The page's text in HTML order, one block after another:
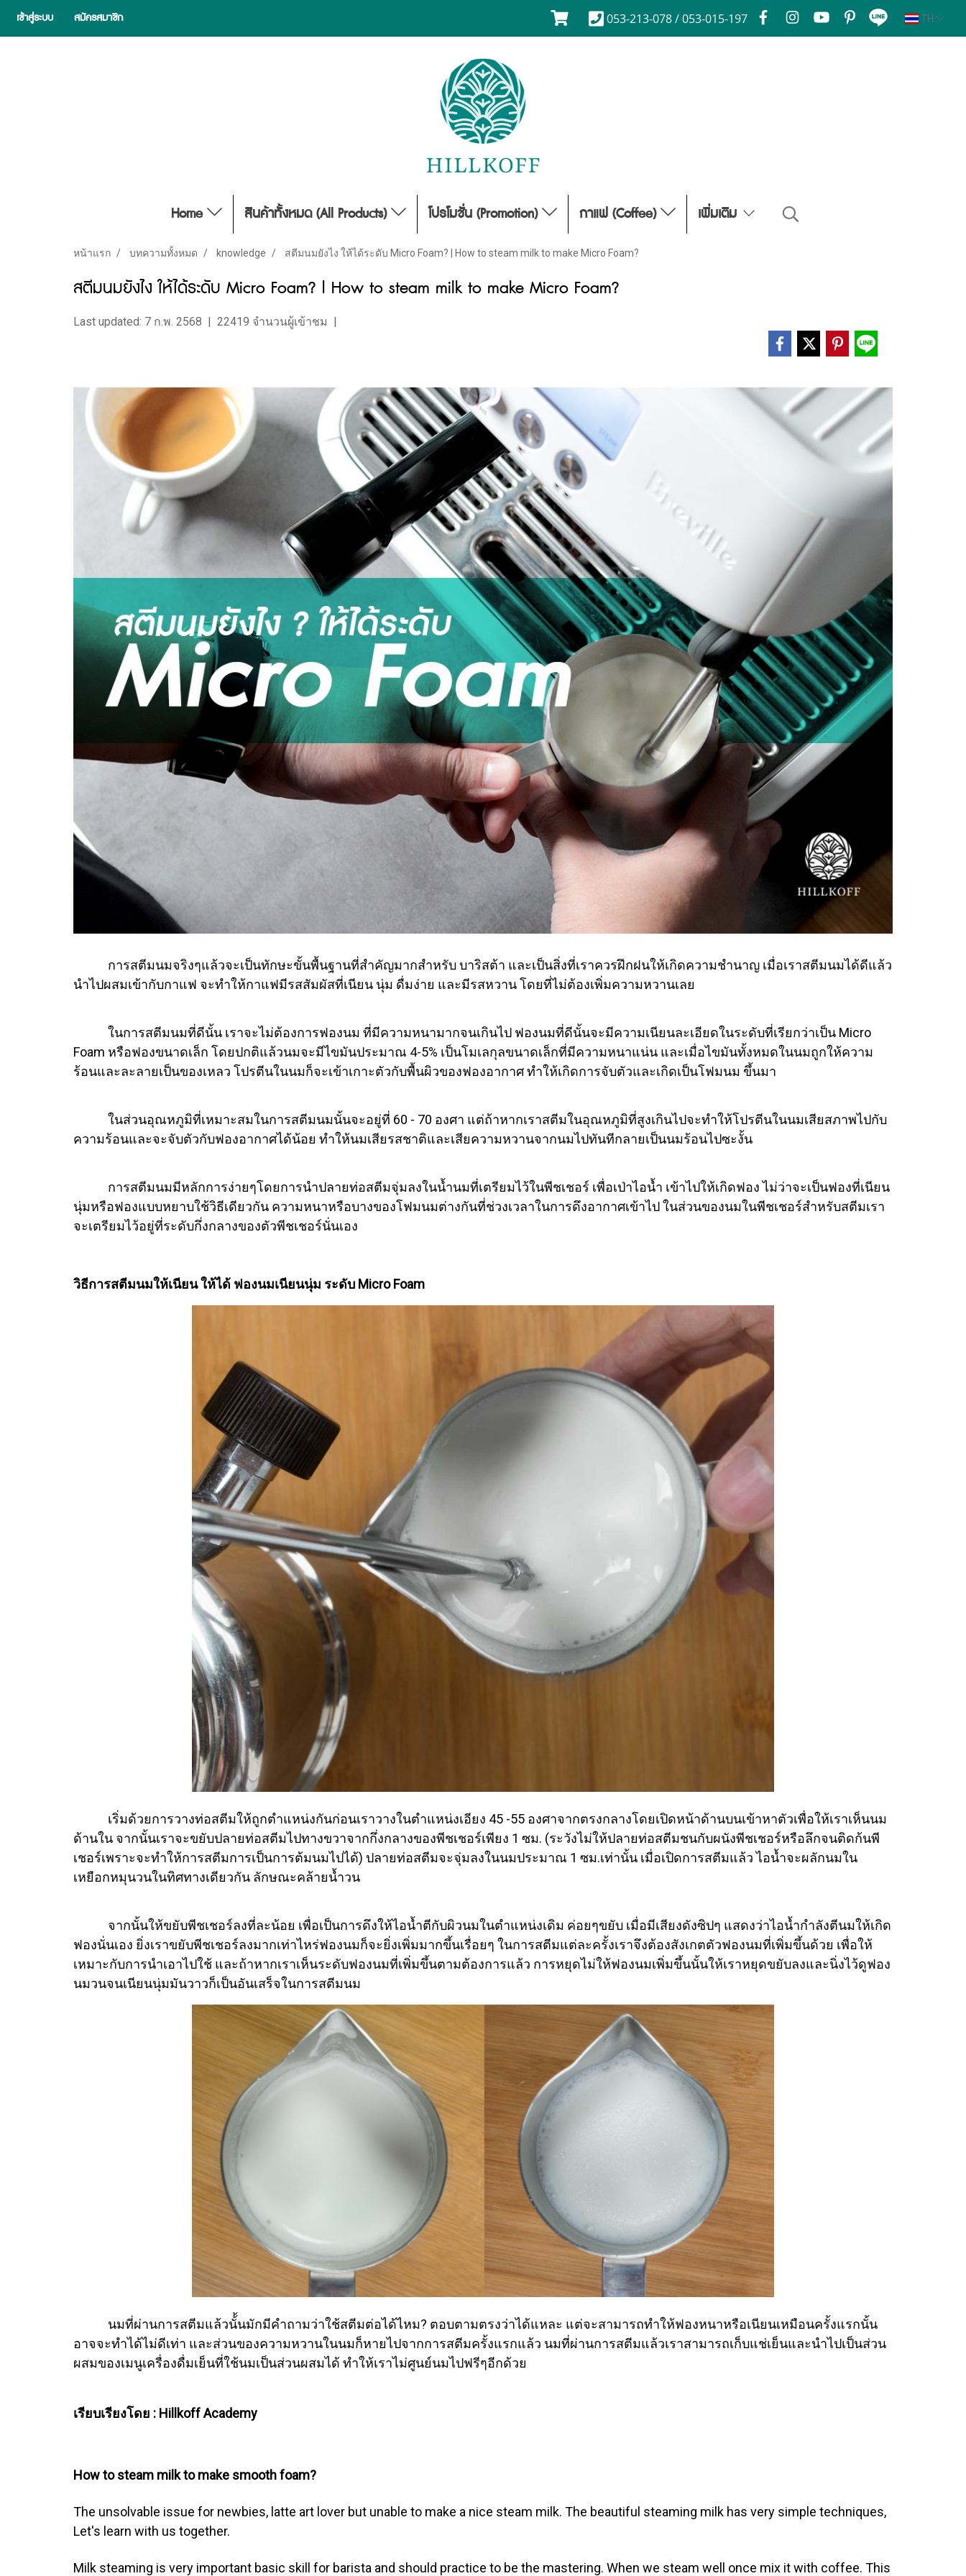
เข้าสู่ระบบ สมัครสมาชิก 053-213-078 / 053-015-197 TH
Home สินค้าทั้งหมด (All Products) โปรโมชั่น (Promotion) กาแฟ (Coffee) เพิ่มเติม
หน้าแรก บทความทั้งหมด knowledge สตีมนมยังไง ให้ได้ระดับ Micro Foam? | How to steam milk to make Micro Foam?
สตีมนมยังไง ให้ได้ระดับ Micro Foam? | How to steam milk to make Micro Foam?
Last updated: 7 ก.พ. 2568 | 22419 จำนวนผู้เข้าชม |
การสตีมนมจริงๆแล้วจะเป็นทักษะขั้นพื้นฐานที่สำคัญมากสำหรับ บาริสต้า และเป็นสิ่งที่เราควรฝึกฝนให้เกิดความชำนาญ เมื่อเราสตีมนมได้ดีแล้ว
นำไปผสมเข้ากับกาแฟ จะทำให้กาแฟมีรสสัมผัสที่เนียน นุ่ม ดื่มง่าย และมีรสหวาน โดยที่ไม่ต้องเพิ่มความหวานเลย
ในการสตีมนมที่ดีนั้น เราจะไม่ต้องการฟองนม ที่มีความหนามากจนเกินไป ฟองนมที่ดีนั้นจะมีความเนียนละเอียดในระดับที่เรียกว่าเป็น Micro
Foam หรือฟองขนาดเล็ก โดยปกติแล้วนมจะมีไขมันประมาณ 4-5% เป็นโมเลกุลขนาดเล็กที่มีความหนาแน่น และเมื่อไขมันทั้งหมดในนมถูกให้ความ
ร้อนและละลายเป็นของเหลว โปรตีนในนมก็จะเข้าเกาะตัวกับพื้นผิวของฟองอากาศ ทำให้เกิดการจับตัวและเกิดเป็นโฟมนม ขึ้นมา
ในส่วนอุณหภูมิที่เหมาะสมในการสตีมนมนั้นจะอยู่ที่ 60 - 70 องศา แต่ถ้าหากเราสตีมในอุณหภูมิที่สูงเกินไปจะทำให้โปรตีนในนมเสียสภาพไปกับ
ความร้อนและจะจับตัวกับฟองอากาศได้น้อย ทำให้นมเสียรสชาติและเสียความหวานจากนมไปทันทีกลายเป็นนมร้อนไปซะงั้น
การสตีมนมมีหลักการง่ายๆโดยการนำปลายท่อสตีมจุ่มลงในน้ำนมที่เตรียมไว้ในพีชเชอร์ เพื่อเป่าไอน้ำ เข้าไปให้เกิดฟอง ไม่ว่าจะเป็นฟองที่เนียน
นุ่มหรือฟองแบบหยาบใช้วิธีเดียวกัน ความหนาหรือบางของโฟมนมต่างกันที่ช่วงเวลาในการดึงอากาศเข้าไป ในส่วนของนมในพีชเชอร์สำหรับสตีมเรา
จะเตรียมไว้อยู่ที่ระดับกึ่งกลางของตัวพีชเชอร์นั่นเอง
วิธีการสตีมนมให้เนียน ให้ได้ ฟองนมเนียนนุ่ม ระดับ Micro Foam
เริ่มด้วยการวางท่อสตีมให้ถูกตำแหน่งกันก่อนเราวางในตำแหน่งเอียง 45 -55 องศาจากตรงกลางโดยเปิดหน้าด้านบนเข้าหาตัวเพื่อให้เราเห็นนม
ด้านใน จากนั้นเราจะขยับปลายท่อสตีมไปทางขวาจากกึ่งกลางของพีชเชอร์เพียง 1 ซม. (ระวังไม่ให้ปลายท่อสตีมชนกับผนังพีชเชอร์หรือลึกจนติดก้นพี
เชอร์เพราะจะทำให้การสตีมการเป็นการต้มนมไปได้) ปลายท่อสตีมจะจุ่มลงในนมประมาณ 1 ซม.เท่านั้น เมื่อเปิดการสตีมแล้ว ไอน้ำจะผลักนมใน
เหยือกหมุนวนในทิศทางเดียวกัน ลักษณะคล้ายน้ำวน
จากนั้นให้ขยับพีชเชอร์ลงที่ละน้อย เพื่อเป็นการดึงให้ไอน้ำตีกับผิวนมในตำแหน่งเดิม ค่อยๆขยับ เมื่อมีเสียงดังซิปๆ แสดงว่าไอน้ำกำลังตีนมให้เกิด
ฟองนั่นเอง ยิ่งเราขยับพีชเชอร์ลงมากเท่าไหร่ฟองนมก็จะยิ่งเพิ่มมากขึ้นเรื่อยๆ ในการสตีมแต่ละครั้งเราจึงต้องสังเกตตัวฟองนมที่เพิ่มขึ้นด้วย เพื่อให้
เหมาะกับการนำเอาไปใช้ และถ้าหากเราเห็นระดับฟองนมที่เพิ่มขึ้นตามต้องการแล้ว การหยุดไม่ให้ฟองนมเพิ่มขึ้นนั้นให้เราหยุดขยับลงและนิ่งไว้ดูฟอง
นมวนจนเนียนนุ่มมันวาวก็เป็นอันเสร็จในการสตีมนม
นมที่ผ่านการสตีมแล้วนั้้นมักมีคำถามว่าใช้สตีมต่อได้ไหม? ตอบตามตรงว่าได้แหละ แต่จะสามารถทำให้ฟองหนาหรือเนียนเหมือนครั้งแรกนั้น
อาจจะทำได้ไม่ดีเท่า และส่วนของความหวานในนมก็หายไปจากการสตีมครั้งแรกแล้ว นมที่ผ่านการสตีมแล้วเราสามารถเก็บแช่เย็นและนำไปเป็นส่วน
ผสมของเมนูเครื่องดื่มเย็นที่ใช้นมเป็นส่วนผสมได้ ทำให้เราไม่ศูนย์นมไปฟรีๆอีกด้วย
เรียบเรียงโดย : Hillkoff Academy
How to steam milk to make smooth foam?
The unsolvable issue for newbies, latte art lover but unable to make a nice steam milk. The beautiful steaming milk has very simple techniques,
Let's learn with us together.
Milk steaming is very important basic skill for barista and should practice to be the mastering. When we steam well once mix it with coffee. This